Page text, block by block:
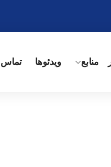
منابع ویدئوها تماس